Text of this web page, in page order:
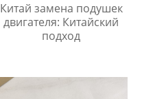
Китай замена подушек
двигателя: Китайский
подход